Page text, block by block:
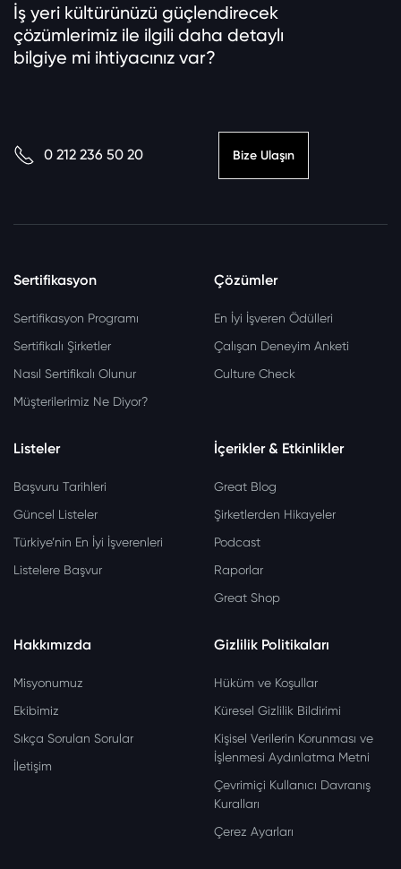
İş yeri kültürünüzü güçlendirecek
çözümlerimiz ile ilgili daha detaylı
bilgiye mi ihtiyacınız var?
0 212 236 50 20 Bize Ulaşın
Sertifikasyon
Sertifikasyon Programı
Sertifikalı Şirketler
Nasıl Sertifikalı Olunur
Müşterilerimiz Ne Diyor?
Çözümler
En İyi İşveren Ödülleri
Çalışan Deneyim Anketi
Culture Check
Listeler
Başvuru Tarihleri
Güncel Listeler
Türkiye’nin En İyi İşverenleri
Listelere Başvur
İçerikler & Etkinlikler
Great Blog
Şirketlerden Hikayeler
Podcast
Raporlar
Great Shop
Hakkımızda
Misyonumuz
Ekibimiz
Sıkça Sorulan Sorular
İletişim
Gizlilik Politikaları
Hüküm ve Koşullar
Küresel Gizlilik Bildirimi
Kişisel Verilerin Korunması ve
İşlenmesi Aydınlatma Metni
Çevrimiçi Kullanıcı Davranış
Kuralları
Çerez Ayarları